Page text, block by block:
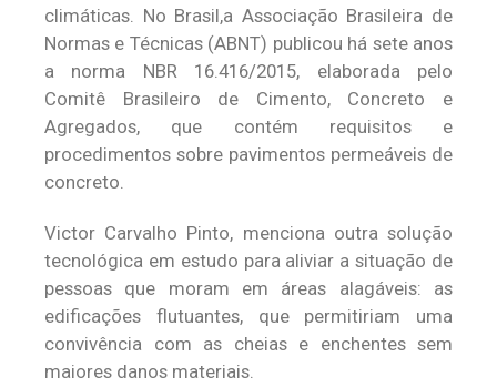
climáticas. No Brasil,a Associação Brasileira de
Normas e Técnicas (ABNT) publicou há sete anos
a norma NBR 16.416/2015, elaborada pelo
Comitê Brasileiro de Cimento, Concreto e
Agregados, que contém requisitos e
procedimentos sobre pavimentos permeáveis de
concreto.
Victor Carvalho Pinto, menciona outra solução
tecnológica em estudo para aliviar a situação de
pessoas que moram em áreas alagáveis: as
edificações flutuantes, que permitiriam uma
convivência com as cheias e enchentes sem
maiores danos materiais.